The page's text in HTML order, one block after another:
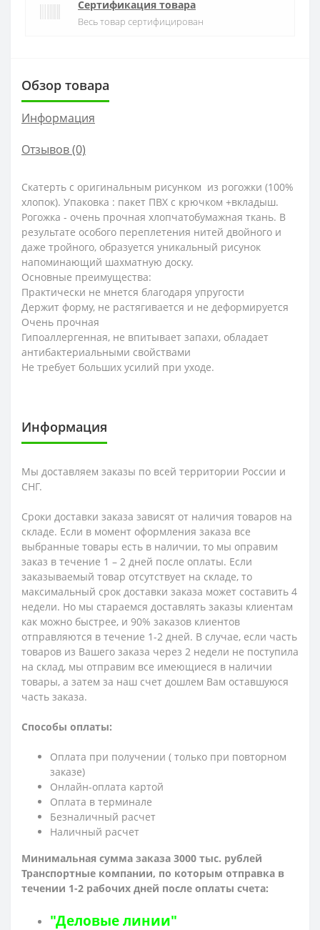
Сертификация товара
Весь товар сертифицирован
Обзор товара
Информация
Отзывов (0)
Скатерть с оригинальным рисунком из рогожки (100%
хлопок). Упаковка : пакет ПВХ с крючком +вкладыш.
Рогожка - очень прочная хлопчатобумажная ткань. В
результате особого переплетения нитей двойного и
даже тройного, образуется уникальный рисунок
напоминающий шахматную доску.
Основные преимущества:
Практически не мнется благодаря упругости
Держит форму, не растягивается и не деформируется
Очень прочная
Гипоаллергенная, не впитывает запахи, обладает
антибактериальными свойствами
Не требует больших усилий при уходе.
Информация
Мы доставляем заказы по всей территории России и
СНГ.
Сроки доставки заказа зависят от наличия товаров на
складе. Если в момент оформления заказа все
выбранные товары есть в наличии, то мы оправим
заказ в течение 1 – 2 дней после оплаты. Если
заказываемый товар отсутствует на складе, то
максимальный срок доставки заказа может составить 4
недели. Но мы стараемся доставлять заказы клиентам
как можно быстрее, и 90% заказов клиентов
отправляются в течение 1-2 дней. В случае, если часть
товаров из Вашего заказа через 2 недели не поступила
на склад, мы отправим все имеющиеся в наличии
товары, а затем за наш счет дошлем Вам оставшуюся
часть заказа.
Способы оплаты:
Оплата при получении ( только при повторном
заказе)
Онлайн-оплата картой
Оплата в терминале
Безналичный расчет
Наличный расчет
Минимальная сумма заказа 3000 тыс. рублей
Транспортные компании, по которым отправка в
течении 1-2 рабочих дней после оплаты счета:
"Деловые линии"